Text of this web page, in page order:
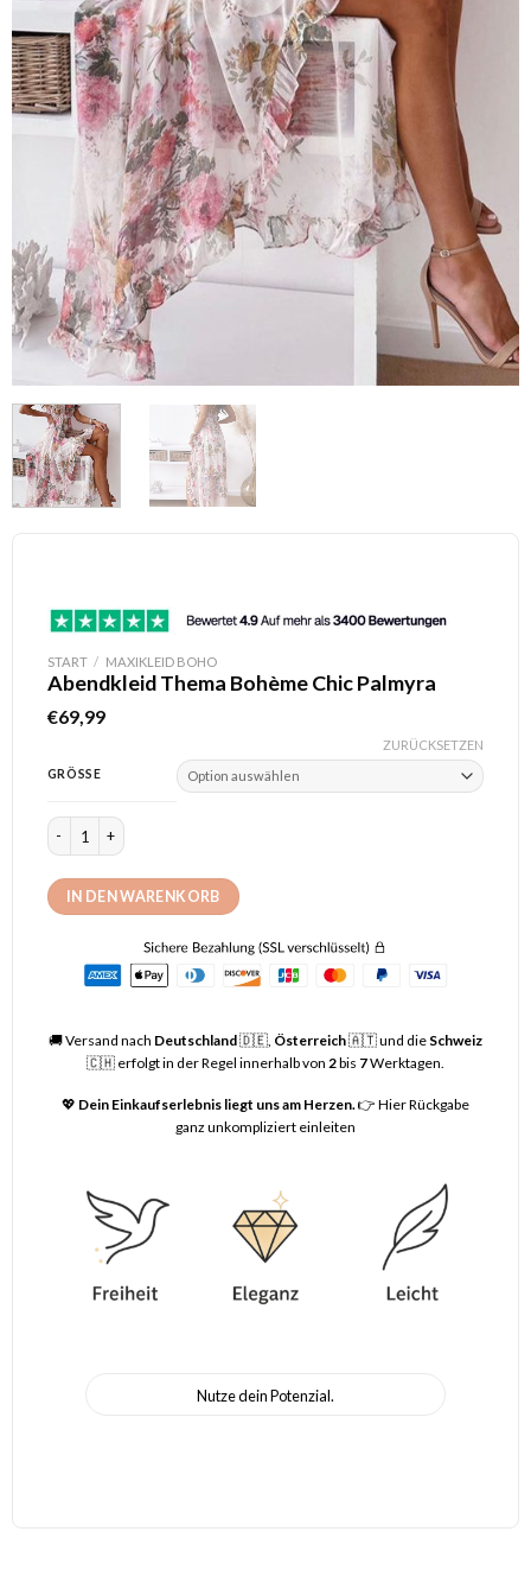
START / MAXIKLEID BOHO
Abendkleid Thema Bohème Chic Palmyra
€69,99
GRÖSSE
ZURÜCKSETZEN
Abendkleid Thema Bohème Chic Palmyra Menge
IN DEN WARENKORB
🚚Versand nach Deutschland🇩🇪, Österreich🇦🇹 und die Schweiz
🇨🇭 erfolgt in der Regel innerhalb von 2bis 7Werktagen.
💖 Dein Einkaufserlebnis liegt uns am Herzen. 👉 Hier Rückgabe
ganz unkompliziert einleiten
Nutze dein Potenzial.